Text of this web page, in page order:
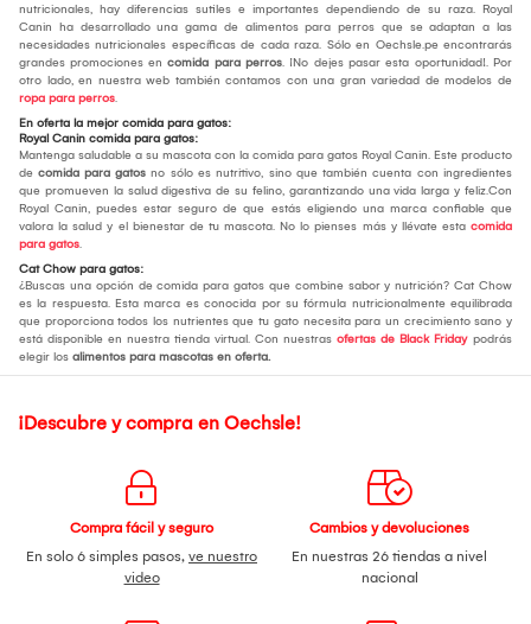
nutricionales, hay diferencias sutiles e importantes dependiendo de su raza. Royal
Canin ha desarrollado una gama de alimentos para perros que se adaptan a las
necesidades nutricionales específicas de cada raza. Sólo en Oechsle.pe encontrarás
grandes promociones en comida para perros. ¡No dejes pasar esta oportunidad!. Por
otro lado, en nuestra web también contamos con una gran variedad de modelos de
ropa para perros.
En oferta la mejor comida para gatos:
Royal Canin comida para gatos:
Mantenga saludable a su mascota con la comida para gatos Royal Canin. Este producto
de comida para gatos no sólo es nutritivo, sino que también cuenta con ingredientes
que promueven la salud digestiva de su felino, garantizando una vida larga y feliz.Con
Royal Canin, puedes estar seguro de que estás eligiendo una marca confiable que
valora la salud y el bienestar de tu mascota. No lo pienses más y llévate esta comida
para gatos.
Cat Chow para gatos:
¿Buscas una opción de comida para gatos que combine sabor y nutrición? Cat Chow
es la respuesta. Esta marca es conocida por su fórmula nutricionalmente equilibrada
que proporciona todos los nutrientes que tu gato necesita para un crecimiento sano y
está disponible en nuestra tienda virtual. Con nuestras ofertas de Black Fridaypodrás
elegir los alimentos para mascotas en oferta.
¡Descubre y compra en Oechsle!
Compra fácil y seguro
En solo 6 simples pasos, ve nuestro
video
Cambios y devoluciones
En nuestras 26 tiendas a nivel
nacional